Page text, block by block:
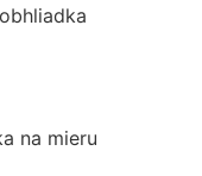
na mieru